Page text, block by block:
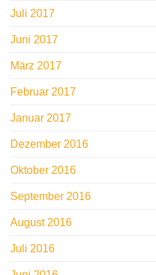
Juli 2017
Juni 2017
März 2017
Februar 2017
Januar 2017
Dezember 2016
Oktober 2016
September 2016
August 2016
Juli 2016